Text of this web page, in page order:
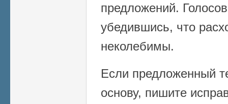
предложений.
убедившись, что
неколебимы.
Если предложенный
основу, пишите